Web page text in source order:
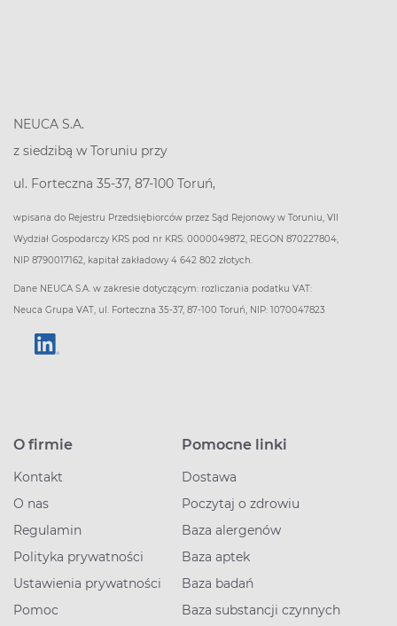
NEUCA S.A.
z siedzibą w Toruniu przy
ul. Forteczna 35-37, 87-100 Toruń,
wpisana do Rejestru Przedsiębiorców przez Sąd Rejonowy w Toruniu, VII
Wydział Gospodarczy KRS pod nr KRS: 0000049872, REGON 870227804,
NIP 8790017162, kapitał zakładowy 4 642 802 złotych.
Dane NEUCA S.A. w zakresie dotyczącym: rozliczania podatku VAT:
Neuca Grupa VAT, ul. Forteczna 35-37, 87-100 Toruń, NIP: 1070047823
O firmie
Kontakt
O nas
Regulamin
Polityka prywatności
Ustawienia prywatności
Pomoc
Pomocne linki
Dostawa
Poczytaj o zdrowiu
Baza alergenów
Baza aptek
Baza badań
Baza substancji czynnych